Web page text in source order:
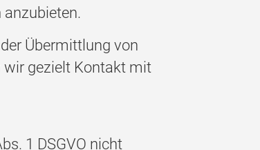
anzubieten.
Übermittlung von
wir gezielt Kontakt mit
1 DSGVO nicht